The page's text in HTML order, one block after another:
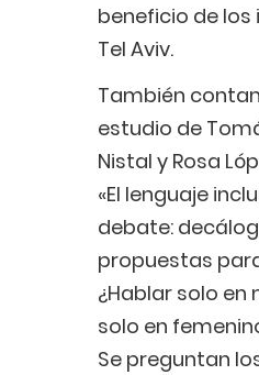
beneficio de los
Tel Aviv.
También
estudio de
Nistal y Rosa
«El lenguaje
debate:
propuestas
¿Hablar solo en
solo en
Se preguntan